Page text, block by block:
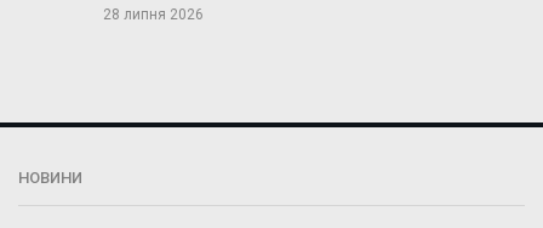
28 липня 2026
НОВИНИ